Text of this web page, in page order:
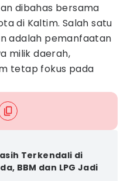
dibahas bersama
di Kaltim. Salah satu
adalah pemanfaatan
milik daerah,
tetap fokus pada
Terkendali di
BBM dan LPG Jadi